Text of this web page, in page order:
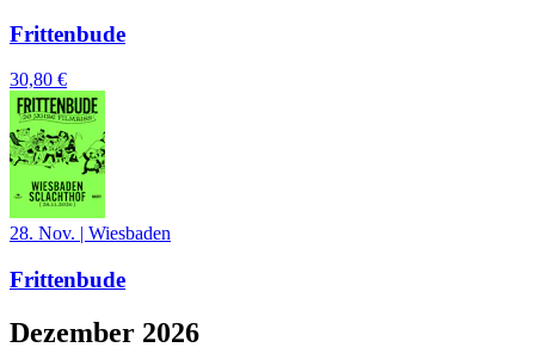
Frittenbude
30,80 €
28. Nov. | Wiesbaden
Frittenbude
Dezember 2026